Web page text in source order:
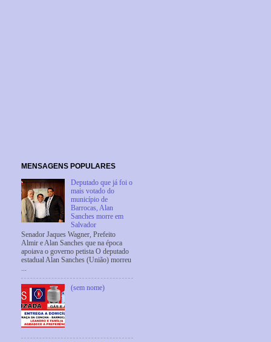
MENSAGENS POPULARES
Deputado que já foi o
mais votado do
município de
Barrocas, Alan
Sanches morre em
Salvador
Senador Jaques Wagner, Prefeito
Almir e Alan Sanches que na época
apoiava o governo petista O deputado
estadual Alan Sanches (União) morreu
...
(sem nome)